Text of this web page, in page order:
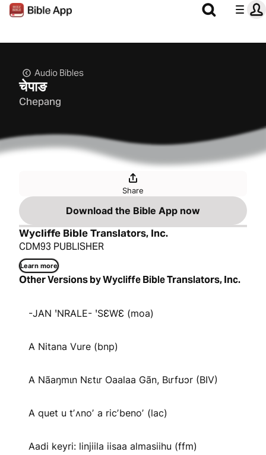
Audio Bibles
चेपाङ
Chepang
Share
Download the Bible App now
Wycliffe Bible Translators, Inc.
CDM93 PUBLISHER
Learn more
Other Versions by Wycliffe Bible Translators, Inc.
-JAN ꞌNRALE- ꞌSƐWƐ (moa)
A Nitana Vure (bnp)
A Nãaŋmɩn Nɛtɩr Oaalaa Gãn, Bɩrfʊɔr (BIV)
A quet u tʼʌnoʼ a ricʼbenoʼ (lac)
Aadi keyri: linjiila iisaa almasiihu (ffm)